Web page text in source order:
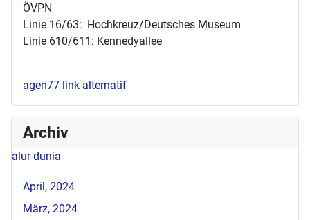
ÖVPN
Linie 16/63: Hochkreuz/Deutsches Museum
Linie 610/611: Kennedyallee
agen77 link alternatif
Archiv
alur dunia
April, 2024
März, 2024